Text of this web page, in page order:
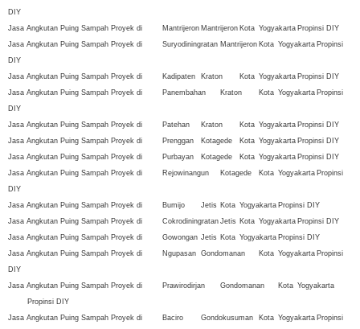
DIY
Jasa Angkutan Puing Sampah Proyek di
Mantrijeron Mantrijeron Kota Yogyakarta Propinsi DIY
Jasa Angkutan Puing Sampah Proyek di
Suryodiningratan Mantrijeron Kota Yogyakarta Propinsi
DIY
Jasa Angkutan Puing Sampah Proyek di
Kadipaten Kraton Kota Yogyakarta Propinsi DIY
Jasa Angkutan Puing Sampah Proyek di
Panembahan Kraton Kota Yogyakarta Propinsi
DIY
Jasa Angkutan Puing Sampah Proyek di
Patehan Kraton Kota Yogyakarta Propinsi DIY
Jasa Angkutan Puing Sampah Proyek di
Prenggan Kotagede Kota Yogyakarta Propinsi DIY
Jasa Angkutan Puing Sampah Proyek di
Purbayan Kotagede Kota Yogyakarta Propinsi DIY
Jasa Angkutan Puing Sampah Proyek di
Rejowinangun Kotagede Kota Yogyakarta Propinsi
DIY
Jasa Angkutan Puing Sampah Proyek di
Bumijo Jetis Kota Yogyakarta Propinsi DIY
Jasa Angkutan Puing Sampah Proyek di
Cokrodiningratan Jetis Kota Yogyakarta Propinsi DIY
Jasa Angkutan Puing Sampah Proyek di
Gowongan Jetis Kota Yogyakarta Propinsi DIY
Jasa Angkutan Puing Sampah Proyek di
Ngupasan Gondomanan Kota Yogyakarta Propinsi
DIY
Jasa Angkutan Puing Sampah Proyek di
Prawirodirjan Gondomanan Kota Yogyakarta
Propinsi DIY
Jasa Angkutan Puing Sampah Proyek di
Baciro Gondokusuman Kota Yogyakarta Propinsi